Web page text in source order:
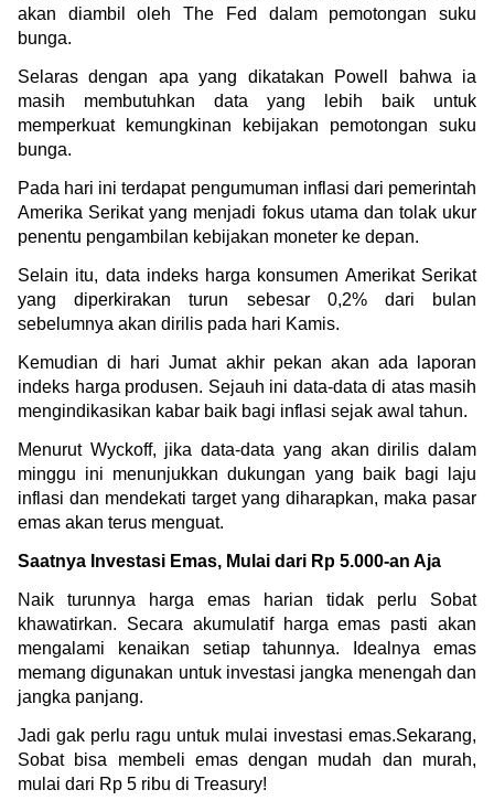
akan diambil oleh The Fed dalam pemotongan suku
bunga.
Selaras dengan apa yang dikatakan Powell bahwa ia
masih membutuhkan data yang lebih baik untuk
memperkuat kemungkinan kebijakan pemotongan suku
bunga.
Pada hari ini terdapat pengumuman inflasi dari pemerintah
Amerika Serikat yang menjadi fokus utama dan tolak ukur
penentu pengambilan kebijakan moneter ke depan.
Selain itu, data indeks harga konsumen Amerikat Serikat
yang diperkirakan turun sebesar 0,2% dari bulan
sebelumnya akan dirilis pada hari Kamis.
Kemudian di hari Jumat akhir pekan akan ada
laporan
indeks harga produsen. Sejauh ini data-data di atas masih
mengindikasikan kabar baik bagi inflasi sejak awal tahun.
Menurut Wyckoff, jika data-data yang akan dirilis dalam
minggu ini menunjukkan dukungan yang baik bagi laju
inflasi dan mendekati target yang diharapkan, maka pasar
emas akan terus menguat.
Saatnya Investasi Emas, Mulai dari Rp 5.000-an Aja
Naik turunnya harga emas harian tidak perlu Sobat
khawatirkan. Secara akumulatif harga emas pasti akan
mengalami kenaikan setiap tahunnya. Idealnya emas
memang digunakan untuk investasi jangka menengah dan
jangka panjang.
Jadi gak perlu ragu untuk mulai investasi emas.Sekarang,
Sobat bisa membeli emas dengan mudah dan murah,
mulai dari Rp 5 ribu di Treasury!